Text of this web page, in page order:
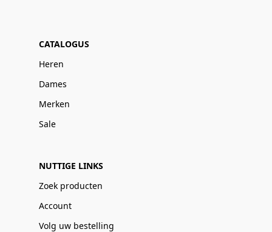
CATALOGUS
Heren
Dames
Merken
Sale
NUTTIGE LINKS
Zoek producten
Account
Volg uw bestelling